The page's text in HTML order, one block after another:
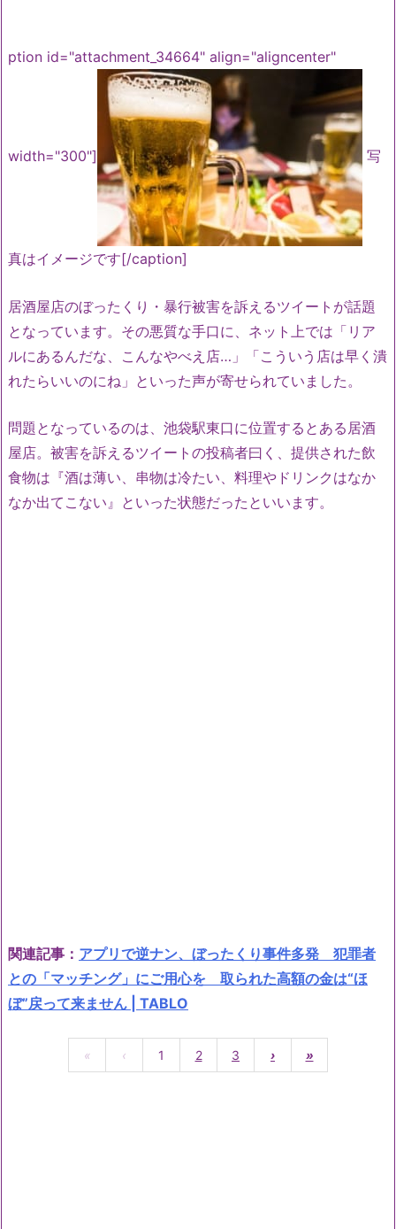
ption id="attachment_34664" align="aligncenter"
width="300"] 写
真はイメージです[/caption]
居酒屋店のぼったくり・暴行被害を訴えるツイートが話題
となっています。その悪質な手口に、ネット上では「リア
ルにあるんだな、こんなやべえ店…」「こういう店は早く潰
れたらいいのにね」といった声が寄せられていました。
問題となっているのは、池袋駅東口に位置するとある居酒
屋店。被害を訴えるツイートの投稿者曰く、提供された飲
食物は『酒は薄い、串物は冷たい、料理やドリンクはなか
なか出てこない』といった状態だったといいます。
関連記事： アプリで逆ナン、ぼったくり事件多発 犯罪者
との「マッチング」にご用心を 取られた高額の金は“ほ
ぼ”戻って来ません | TABLO
« ‹ 1 2 3 › »